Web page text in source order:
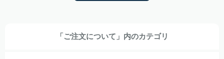
「ご注文について」内のカテゴリ